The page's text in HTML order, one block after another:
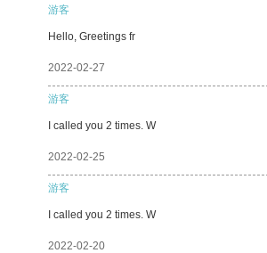
游客
Hello, Greetings fr
2022-02-27
游客
I called you 2 times. W
2022-02-25
游客
I called you 2 times. W
2022-02-20